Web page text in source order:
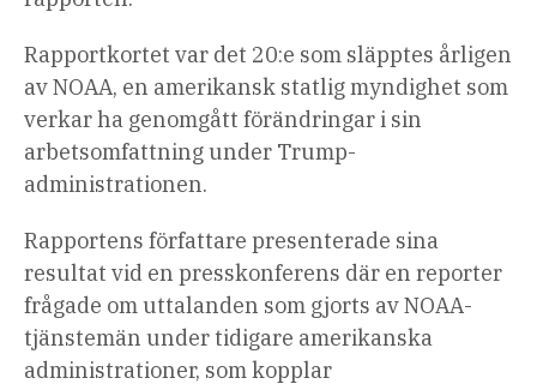
Rapportkortet var det 20:e som släpptes årligen
av NOAA, en amerikansk statlig myndighet som
verkar ha genomgått förändringar i sin
arbetsomfattning under Trump-
administrationen.
Rapportens författare presenterade sina
resultat vid en presskonferens där en reporter
frågade om uttalanden som gjorts av NOAA-
tjänstemän under tidigare amerikanska
administrationer, som kopplar